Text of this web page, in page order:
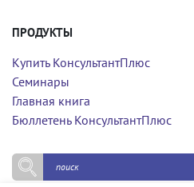
ПРОДУКТЫ
Купить КонсультантПлюс
Семинары
Главная книга
Бюллетень КонсультантПлюс